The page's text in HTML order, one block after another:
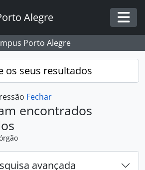
Alegre
Porto Alegre
os seus resultados
Fechar
encontrados
avançada